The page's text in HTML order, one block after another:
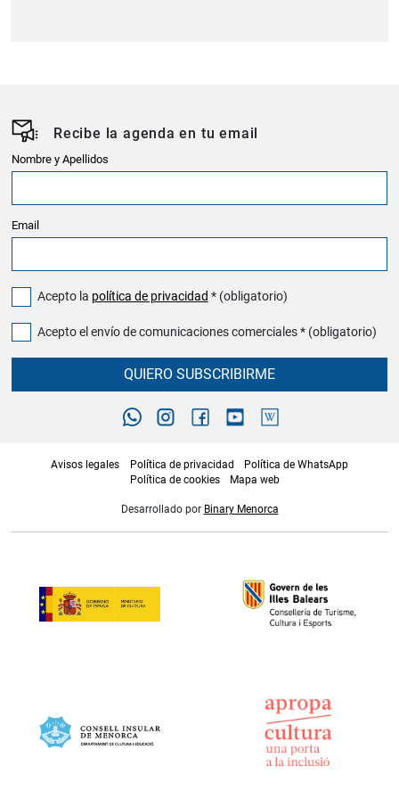
Recibe la agenda en tu email
Nombre y Apellidos
Email
Acepto la política de privacidad * (obligatorio)
Acepto el envío de comunicaciones comerciales * (obligatorio)
QUIERO SUBSCRIBIRME
Avisos legales Política de privacidad
Política de WhatsApp
Política de cookies
Mapa web
Desarrollado por Binary Menorca